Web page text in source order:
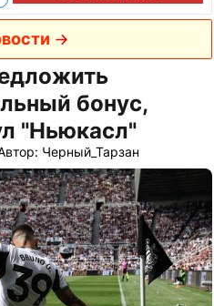
бонус,
"Ньюкасл"
Черный_Тарзан